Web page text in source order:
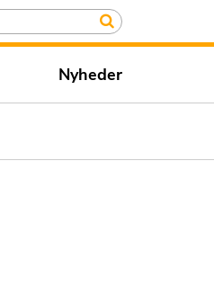
Nyheder